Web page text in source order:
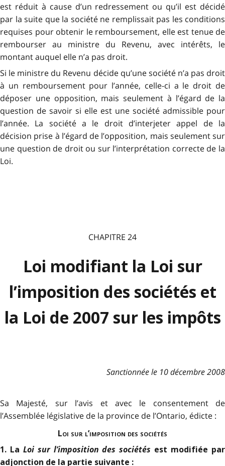
est réduit à cause d’un redressement ou qu’il est décidé
par la suite que la société ne remplissait pas les conditions
requises pour obtenir le remboursement, elle est tenue de
rembourser au ministre du Revenu, avec intérêts, le
montant auquel elle n’a pas droit.
Si le ministre du Revenu décide qu’une société n’a pas droit
à un remboursement pour l’année, celle-ci a le droit de
déposer une opposition, mais seulement à l’égard de la
question de savoir si elle est une société admissible pour
l’année. La société a le droit d’interjeter appel de la
décision prise à l’égard de l’opposition, mais seulement sur
une question de droit ou sur l’interprétation correcte de la
Loi.
CHAPITRE 24
Loi modifiant la Loi sur
l’imposition des sociétés et
la Loi de 2007 sur les impôts
Sanctionnée le 10 décembre 2008
Sa Majesté, sur l’avis et avec le consentement de
l’Assemblée législative de la province de l’Ontario, édicte :
Loi sur l’imposition des sociétés
1. La Loi sur l’imposition des sociétés est modifiée par
adjonction de la partie suivante :